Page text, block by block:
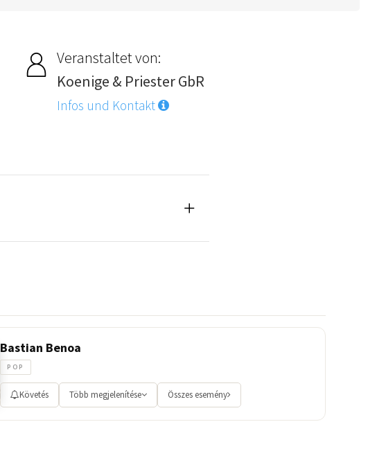
Veranstaltet von:
Koenige & Priester GbR
Infos und Kontakt
Bastian Benoa
POP
Követés Több megjelenítése Összes esemény